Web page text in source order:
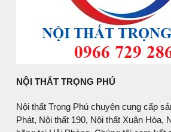
NỘI THẤT TRỌNG PHÚ
Nội thất Trọng Phú chuyên cung cấp
Phát, Nội thất 190, Nội thất Xuân Hòa,